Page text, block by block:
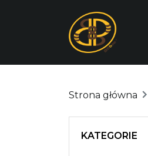
Strona główna
KATEGORIE